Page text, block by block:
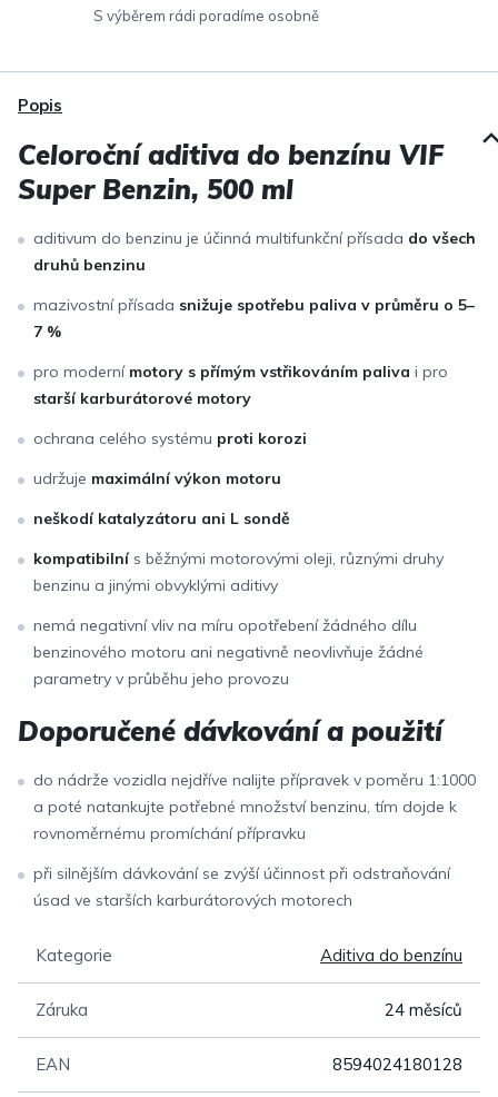
S výběrem rádi poradíme osobně
Popis
Celoroční aditiva do benzínu VIF
Super Benzin, 500 ml
aditivum do benzinu je účinná multifunkční přísada do všech
druhů benzinu
mazivostní přísada snižuje spotřebu paliva v průměru o 5–
7 %
pro moderní motory s přímým vstřikováním paliva i pro
starší karburátorové motory
ochrana celého systému proti korozi
udržuje maximální výkon motoru
neškodí katalyzátoru ani L sondě
kompatibilnís běžnými motorovými oleji, různými druhy
benzinu a jinými obvyklými aditivy
nemá negativní vliv na míru opotřebení žádného dílu
benzinového motoru ani negativně neovlivňuje žádné
parametry v průběhu jeho provozu
Doporučené dávkování a použití
do nádrže vozidla nejdříve nalijte přípravek v poměru 1:1000
a poté natankujte potřebné množství benzinu, tím dojde k
rovnoměrnému promíchání přípravku
při silnějším dávkování se zvýší účinnost při odstraňování
úsad ve starších karburátorových motorech
Kategorie Aditiva do benzínu
Záruka 24 měsíců
EAN 8594024180128